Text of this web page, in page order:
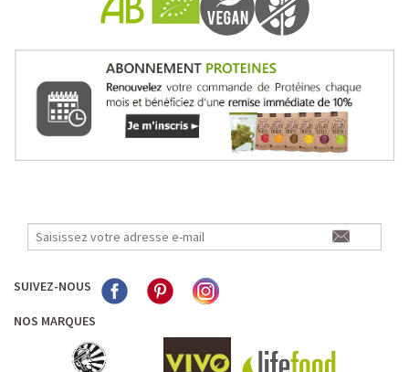
SUIVEZ-NOUS
NOS MARQUES